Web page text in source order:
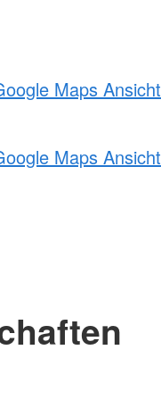
Maps Ansicht
Maps Ansicht